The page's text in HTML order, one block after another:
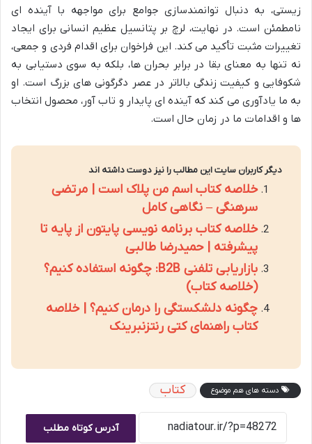
زیستی، به دنبال توانمندسازی جوامع برای مواجهه با آینده ای
نامطمئن است. در نهایت، لرچ بر پتانسیل عظیم انسانی برای ایجاد
تغییرات مثبت تأکید می کند. این فراخوان برای اقدام فردی و جمعی،
نه تنها به معنای بقا در برابر بحران ها، بلکه به سوی دستیابی به
شکوفایی و کیفیت زندگی بالاتر در عصر دگرگونی های بزرگ است. او
به ما یادآوری می کند که آینده ای پایدار و تاب آور، محصول انتخاب
ها و اقدامات ما در زمان حال است.
دیگر کاربران سایت این مطالب را نیز دوست داشته اند
خلاصه کتاب اسم من پلاک است | مرتضی
سرهنگی – نگاهی کامل
خلاصه کتاب برنامه نویسی پایتون از پایه تا
پیشرفته | حمیدرضا طالبی
بازاریابی تلفنی B2B: چگونه استفاده کنیم؟
(خلاصه کتاب)
چگونه دلشکستگی را درمان کنیم؟ | خلاصه
کتاب راهنمای کتی رنتزنبرینک
دسته های هم موضوع کتاب
آدرس کوتاه مطلب